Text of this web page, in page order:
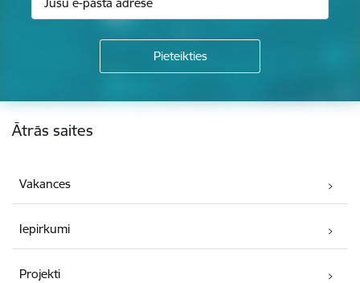
Kājene
Ātrās saites
Vakances
Iepirkumi
Projekti